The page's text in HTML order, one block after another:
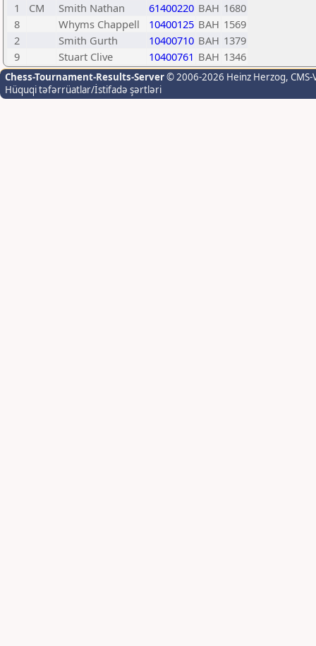
1
CM Smith Nathan 61400220 BAH 1680
8
Whyms Chappell 10400125 BAH 1569
2
Smith Gurth 10400710 BAH 1379
9
Stuart Clive 10400761 BAH 1346
Chess-Tournament-Results-Server© 2006-2026 Heinz Herzog,
Hüquqi təfərrüatlar/İstifadə şərtləri